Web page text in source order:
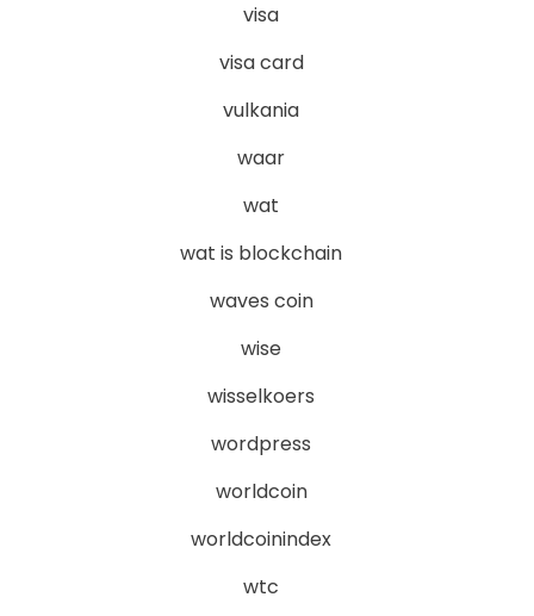
visa
visa card
vulkania
waar
wat
wat is blockchain
waves coin
wise
wisselkoers
wordpress
worldcoin
worldcoinindex
wtc